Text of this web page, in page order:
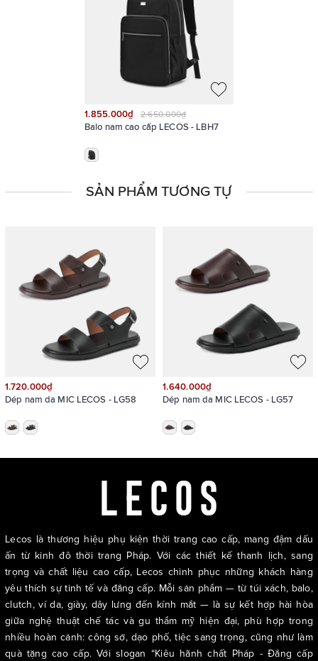
1.855.000₫ 2.650.000₫
Balo nam cao cấp LECOS - LBH7
SẢN PHẨM TƯƠNG TỰ
1.720.000₫
Dép nam da MIC LECOS - LG58
1.640.000₫
Dép nam da MIC LECOS - LG57
Lecos là thương hiệu phụ kiện thời trang cao cấp, mang đậm dấu
ấn từ kinh đô thời trang Pháp. Với các thiết kế thanh lịch, sang
trọng và chất liệu cao cấp, Lecos chinh phục những khách hàng
yêu thích sự tinh tế và đẳng cấp. Mỗi sản phẩm — từ túi xách, balo,
clutch, ví da, giày, dây lưng đến kính mắt — là sự kết hợp hài hòa
giữa nghệ thuật chế tác và gu thẩm mỹ hiện đại, phù hợp trong
nhiều hoàn cảnh: công sở, dạo phố, tiệc sang trọng, cũng như làm
quà tặng cao cấp. Với slogan “Kiêu hãnh chất Pháp - Đẳng cấp